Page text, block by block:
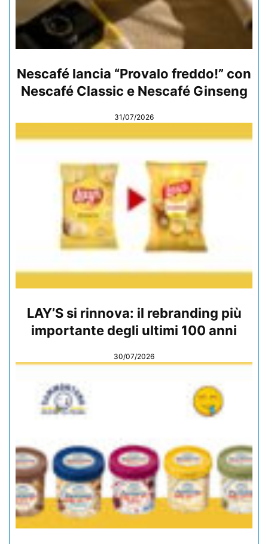
Nescafé lancia “Provalo freddo!” con
Nescafé Classic e Nescafé Ginseng
31/07/2026
LAY’S si rinnova: il rebranding più
importante degli ultimi 100 anni
30/07/2026